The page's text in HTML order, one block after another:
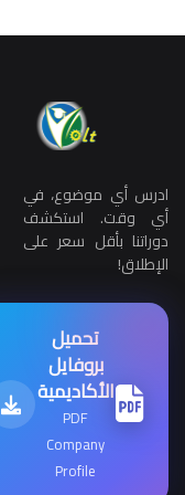
ادرس أي موضوع، في
أي وقت. استكشف
دوراتنا بأقل سعر على
الإطلاق!
تحميل
بروفايل
الأكاديمية
PDF
Company
Profile